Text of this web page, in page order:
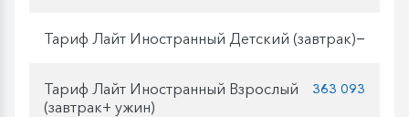
Тариф Лайт Иностранный Детский (завтрак)—
Тариф Лайт Иностранный Взрослый
(завтрак+ ужин)
363 093